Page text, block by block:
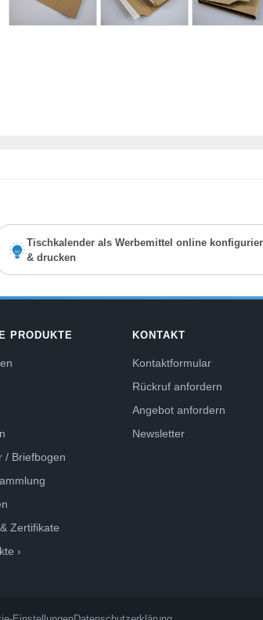
Tischkalender als Werbemittel online
& drucken
PRODUKTE
/ Briefbogen
Zertifikate
›
KONTAKT
Kontaktformular
Rückruf anfordern
Angebot anfordern
Newsletter